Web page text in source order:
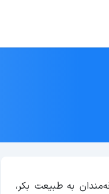
به طبیعت بکر،